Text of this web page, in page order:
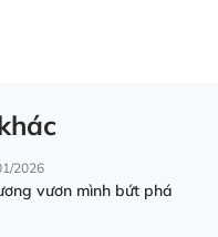
2026
vươn mình bứt phá